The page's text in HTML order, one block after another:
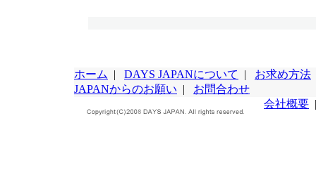
ホーム | DAYS JAPANについて | お求め方法
JAPANからのお願い | お問合わせ
会社概要